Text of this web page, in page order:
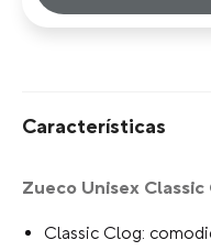
Características
Zueco Unisex
Classic Clog: